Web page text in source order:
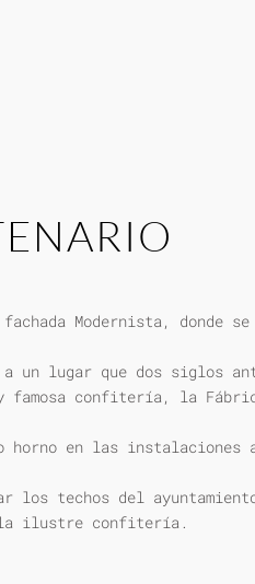
fachada Modernista,
a un lugar que dos siglos
famosa confitería, la
horno en las
los techos del
ilustre confitería.